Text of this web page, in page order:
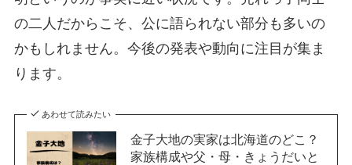
の二人だからこそ、公に語られない部分も多いの
かもしれません。今後の発表や動向に注目が集ま
ります。
あわせて読みたい
金子大地の実家は北海道のどこ？
家族構成や父・母・きょうだいと